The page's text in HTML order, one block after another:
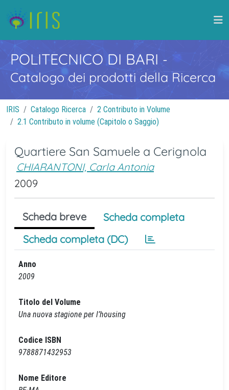
POLITECNICO DI BARI -
Catalogo dei prodotti della Ricerca
IRIS Catalogo Ricerca
2 Contributo in Volume
2.1 Contributo in volume (Capitolo o Saggio)
Quartiere San Samuele a Cerignola
CHIARANTONI, Carla Antonia
2009
Scheda breve
Scheda completa
Scheda completa (DC)
Anno
2009
Titolo del Volume
Una nuova stagione per l’housing
Codice ISBN
9788871432953
Nome Editore